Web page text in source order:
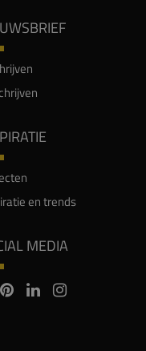
en trends
MEDIA